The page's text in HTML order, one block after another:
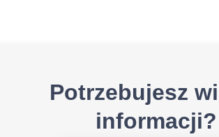
Potrzebujesz
informacji?